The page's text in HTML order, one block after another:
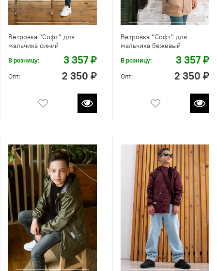
Ветровка "Софт" для
мальчика синий
В розницу: 3 357 ₽
Опт: 2 350 ₽
Ветровка "Софт" для
мальчика бежевый
В розницу: 3 357 ₽
Опт: 2 350 ₽